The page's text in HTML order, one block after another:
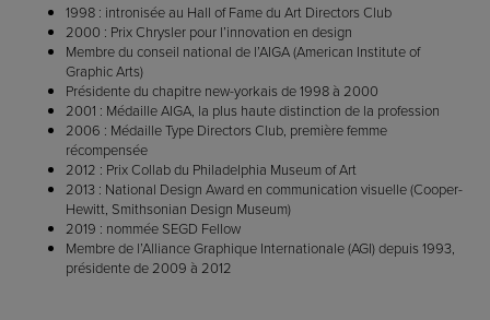
1998 : intronisée au Hall of Fame du Art Directors Club
2000 : Prix Chrysler pour l’innovation en design
Membre du conseil national de l’AIGA (American Institute of
Graphic Arts)
Présidente du chapitre new-yorkais de 1998 à 2000
2001 : Médaille AIGA, la plus haute distinction de la profession
2006 : Médaille Type Directors Club, première femme
récompensée
2012 : Prix Collab du Philadelphia Museum of Art
2013 : National Design Award en communication visuelle (Cooper-
Hewitt, Smithsonian Design Museum)
2019 : nommée SEGD Fellow
Membre de l’Alliance Graphique Internationale (AGI) depuis 1993,
présidente de 2009 à 2012